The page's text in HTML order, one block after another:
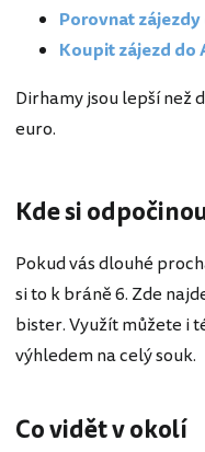
Porovnat
Koupit zájezd do
Dirhamy jsou lepší než
euro.
Kde si
Pokud vás dlouhé
si to k bráně 6. Zde
bister. Využít můžete i
výhledem na celý souk.
Co vidět v okolí